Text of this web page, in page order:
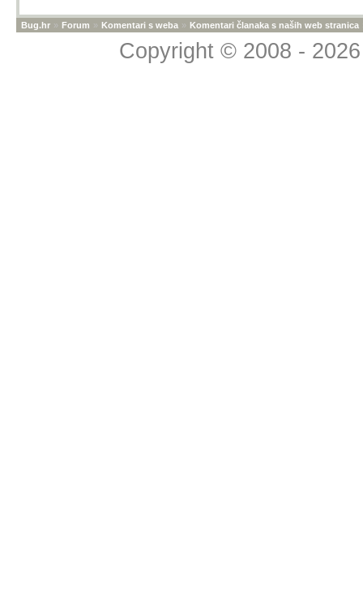
Bug.hr » Forum » Komentari s weba » Komentari članaka s naših web stranica
Copyright © 2008 -